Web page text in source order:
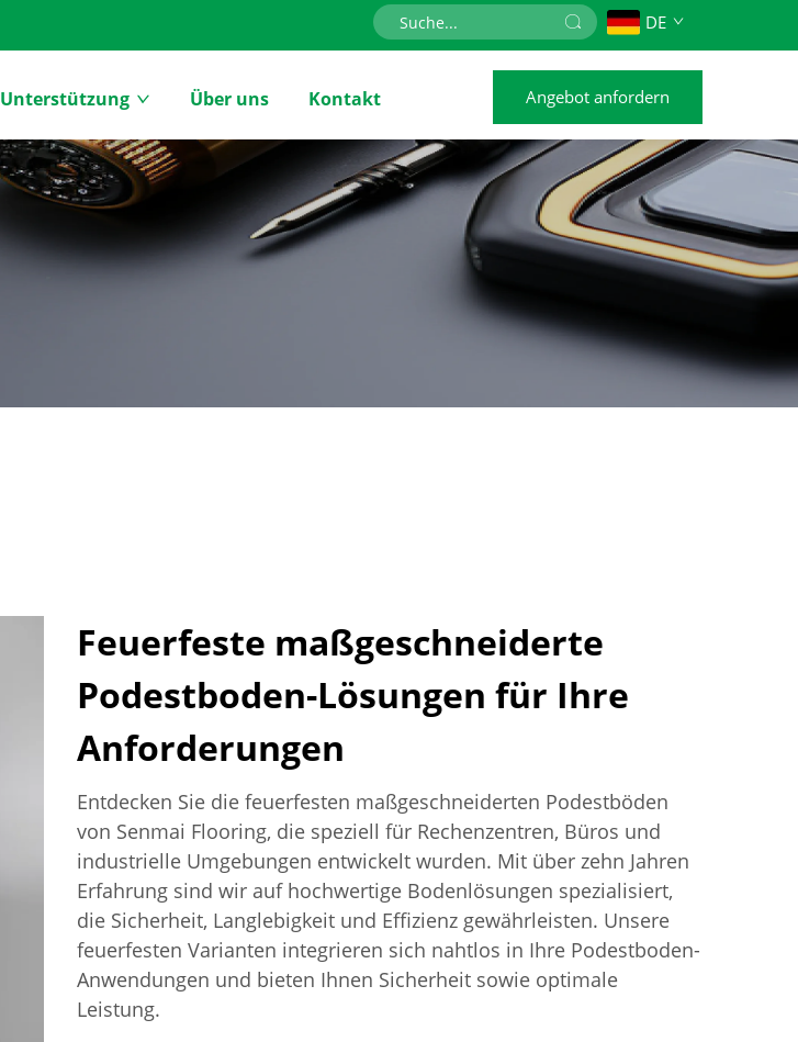
DE
Unterstützung Über uns Kontakt Angebot anfordern
Feuerfeste maßgeschneiderte
Podestboden-Lösungen für Ihre
Anforderungen
Entdecken Sie die feuerfesten maßgeschneiderten Podestböden
von Senmai Flooring, die speziell für Rechenzentren, Büros und
industrielle Umgebungen entwickelt wurden. Mit über zehn Jahren
Erfahrung sind wir auf hochwertige Bodenlösungen spezialisiert,
die Sicherheit, Langlebigkeit und Effizienz gewährleisten. Unsere
feuerfesten Varianten integrieren sich nahtlos in Ihre Podestboden-
Anwendungen und bieten Ihnen Sicherheit sowie optimale
Leistung.